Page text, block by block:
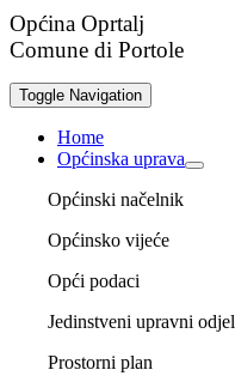
Općina Oprtalj
Comune di Portole
Toggle Navigation
Home
Općinska uprava
Općinski načelnik
Općinsko vijeće
Opći podaci
Jedinstveni upravni odjel
Prostorni plan